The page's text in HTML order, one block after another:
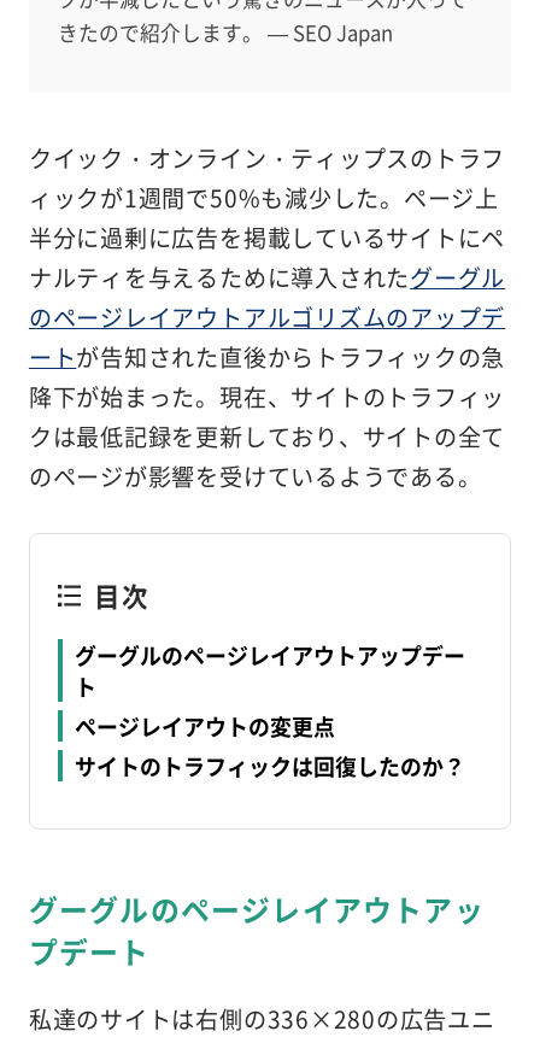
きたので紹介します。 — SEO Japan
クイック・オンライン・ティップスのトラフ
ィックが1週間で50%も減少した。ページ上
半分に過剰に広告を掲載しているサイトにペ
ナルティを与えるために導入されたグーグル
のページレイアウトアルゴリズムのアップデ
ートが告知された直後からトラフィックの急
降下が始まった。現在、サイトのトラフィッ
クは最低記録を更新しており、サイトの全て
のページが影響を受けているようである。
目次
グーグルのページレイアウトアップデー
ト
ページレイアウトの変更点
サイトのトラフィックは回復したのか？
グーグルのページレイアウトアッ
プデート
私達のサイトは右側の336×280の広告ユニ